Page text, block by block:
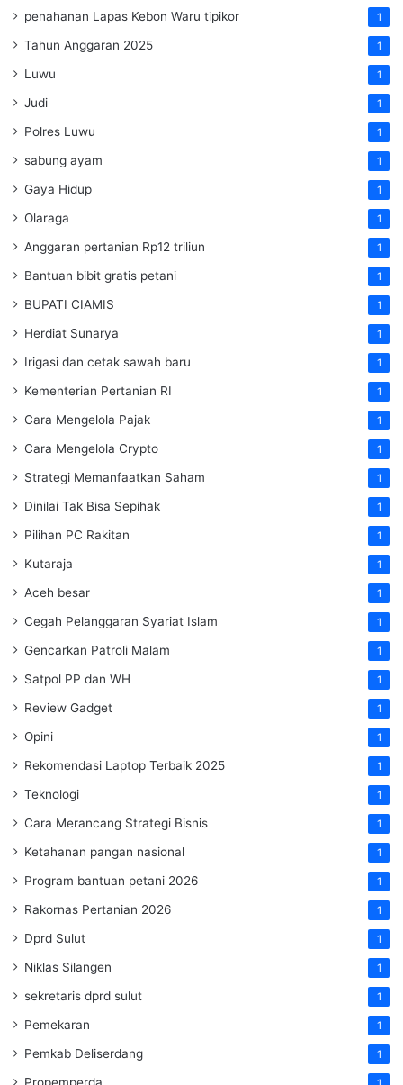
penahanan Lapas Kebon Waru tipikor 1
Tahun Anggaran 2025 1
Luwu 1
Judi 1
Polres Luwu 1
sabung ayam 1
Gaya Hidup 1
Olaraga 1
Anggaran pertanian Rp12 triliun 1
Bantuan bibit gratis petani 1
BUPATI CIAMIS 1
Herdiat Sunarya 1
Irigasi dan cetak sawah baru 1
Kementerian Pertanian RI 1
Cara Mengelola Pajak 1
Cara Mengelola Crypto 1
Strategi Memanfaatkan Saham 1
Dinilai Tak Bisa Sepihak 1
Pilihan PC Rakitan 1
Kutaraja 1
Aceh besar 1
Cegah Pelanggaran Syariat Islam 1
Gencarkan Patroli Malam 1
Satpol PP dan WH 1
Review Gadget 1
Opini 1
Rekomendasi Laptop Terbaik 2025 1
Teknologi 1
Cara Merancang Strategi Bisnis 1
Ketahanan pangan nasional 1
Program bantuan petani 2026 1
Rakornas Pertanian 2026 1
Dprd Sulut 1
Niklas Silangen 1
sekretaris dprd sulut 1
Pemekaran 1
Pemkab Deliserdang 1
Propemperda